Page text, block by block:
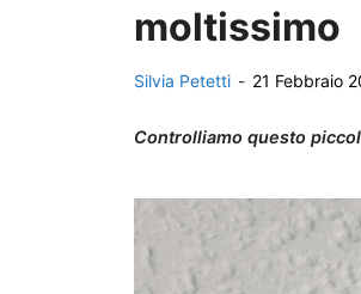
moltissimo
Silvia Petetti - 21 Febbraio
Controlliamo questo